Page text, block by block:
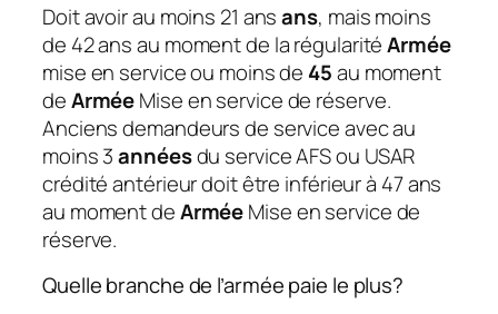
Doit avoir au moins 21 ansans, mais moins
de 42 ans au moment de la régularitéArmée
mise en service ou moins de 45au moment
deArméeMise en service de réserve.
Anciens demandeurs de service avec au
moins 3annéesdu service AFS ou USAR
crédité antérieur doit être inférieur à 47 ans
au moment deArméeMise en service de
réserve.
Quelle branche de l’armée paie le plus?